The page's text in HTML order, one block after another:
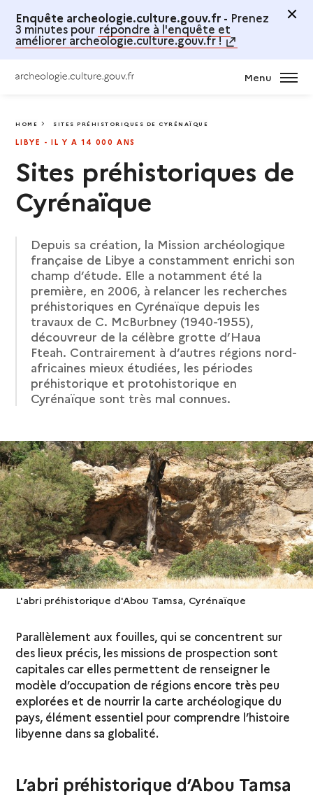
Enquête archeologie.culture.gouv.fr - Prenez
3 minutes pour répondre à l'enquête et
améliorer archeologie.culture.gouv.fr !
Menu
LIBYE - IL Y A 14 000 ANS
Sites préhistoriques de
Cyrénaïque
Depuis sa création, la Mission archéologique
française de Libye a constamment enrichi son
champ d’étude. Elle a notamment été la
première, en 2006, à relancer les recherches
préhistoriques en Cyrénaïque depuis les
travaux de C. McBurbney (1940-1955),
découvreur de la célèbre grotte d’Haua
Fteah. Contrairement à d’autres régions nord-
africaines mieux étudiées, les périodes
préhistorique et protohistorique en
Cyrénaïque sont très mal connues.
HOME
SITES PRÉHISTORIQUES DE CYRÉNAÏQUE
L'abri préhistorique d'Abou Tamsa, Cyrénaïque
Parallèlement aux fouilles, qui se concentrent sur
des lieux précis, les missions de prospection sont
capitales car elles permettent de renseigner le
modèle d’occupation de régions encore très peu
explorées et de nourrir la carte archéologique du
pays, élément essentiel pour comprendre l’histoire
libyenne dans sa globalité.
L’abri préhistorique d’Abou Tamsa